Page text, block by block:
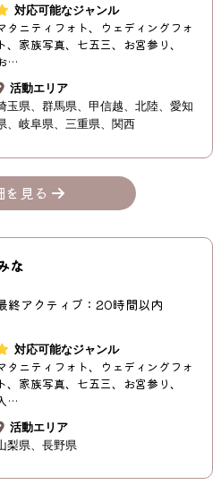
対応可能なジャンル
タニティフォト、ウェディングフォ
ト、家族写真、七五三、お宮参り、
…
活動エリア
玉県
群馬県 甲信越 北陸
愛知
岐阜県 三重県 関西
を見る
な
終アクティブ：20時間以内
対応可能なジャンル
タニティフォト、ウェディングフォ
ト、家族写真、七五三、お宮参り、
…
活動エリア
梨県
長野県